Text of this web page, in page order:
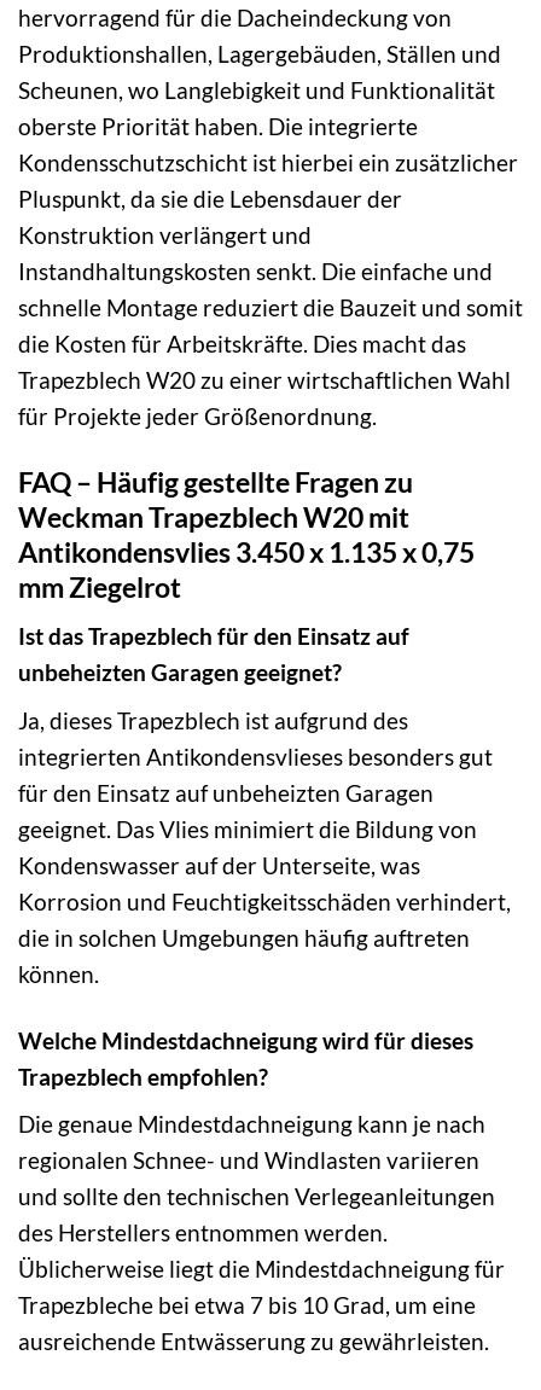
hervorragend für die Dacheindeckung von
Produktionshallen, Lagergebäuden, Ställen und
Scheunen, wo Langlebigkeit und Funktionalität
oberste Priorität haben. Die integrierte
Kondensschutzschicht ist hierbei ein zusätzlicher
Pluspunkt, da sie die Lebensdauer der
Konstruktion verlängert und
Instandhaltungskosten senkt. Die einfache und
schnelle Montage reduziert die Bauzeit und somit
die Kosten für Arbeitskräfte. Dies macht das
Trapezblech W20 zu einer wirtschaftlichen Wahl
für Projekte jeder Größenordnung.
FAQ – Häufig gestellte Fragen zu
Weckman Trapezblech W20 mit
Antikondensvlies 3.450 x 1.135 x 0,75
mm Ziegelrot
Ist das Trapezblech für den Einsatz auf
unbeheizten Garagen geeignet?
Ja, dieses Trapezblech ist aufgrund des
integrierten Antikondensvlieses besonders gut
für den Einsatz auf unbeheizten Garagen
geeignet. Das Vlies minimiert die Bildung von
Kondenswasser auf der Unterseite, was
Korrosion und Feuchtigkeitsschäden verhindert,
die in solchen Umgebungen häufig auftreten
können.
Welche Mindestdachneigung wird für dieses
Trapezblech empfohlen?
Die genaue Mindestdachneigung kann je nach
regionalen Schnee- und Windlasten variieren
und sollte den technischen Verlegeanleitungen
des Herstellers entnommen werden.
Üblicherweise liegt die Mindestdachneigung für
Trapezbleche bei etwa 7 bis 10 Grad, um eine
ausreichende Entwässerung zu gewährleisten.